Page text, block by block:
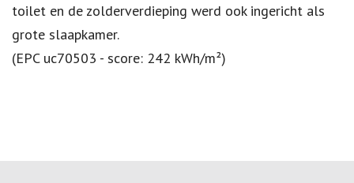
toilet en de zolderverdieping werd ook ingericht als
grote slaapkamer.
(EPC uc70503 - score: 242 kWh/m²)